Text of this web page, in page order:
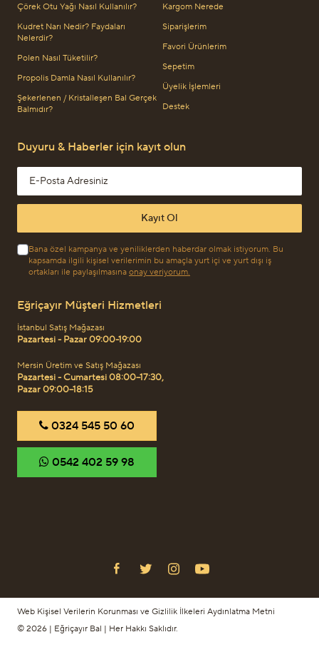
Çörek Otu Yağı Nasıl Kullanılır?
Kudret Narı Nedir? Faydaları
Nelerdir?
Polen Nasıl Tüketilir?
Propolis Damla Nasıl Kullanılır?
Şekerlenen / Kristalleşen Bal Gerçek
Balmıdır?
Kargom Nerede
Siparişlerim
Favori Ürünlerim
Sepetim
Üyelik İşlemleri
Destek
Duyuru & Haberler için kayıt olun
Email address
Kayıt Ol
Bana özel kampanya ve yeniliklerden haberdar olmak istiyorum. Bu
kapsamda ilgili kişisel verilerimin bu amaçla yurt içi ve yurt dışı iş
ortakları ile paylaşılmasına onay veriyorum.
Eğriçayır Müşteri Hizmetleri
İstanbul Satış Mağazası
Pazartesi - Pazar 09:00-19:00
Mersin Üretim ve Satış Mağazası
Pazartesi - Cumartesi 08:00–17:30,
Pazar 09:00–18:15
‎0324 545 50 60
‎0542 402 59 98
Web Kişisel Verilerin Korunması ve Gizlilik İlkeleri Aydınlatma Metni
© 2026 | Eğriçayır Bal | Her Hakkı Saklıdır.